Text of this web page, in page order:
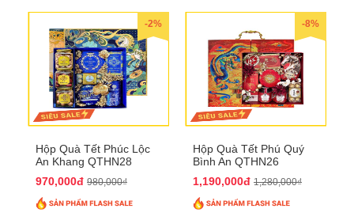
-2%
Hộp Quà Tết Phúc Lộc
An Khang QTHN28
970,000đ 980,000₫
-8%
Hộp Quà Tết Phú Quý
Bình An QTHN26
1,190,000đ 1,280,000₫